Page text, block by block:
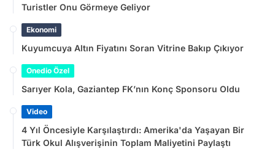
Turistler Onu Görmeye Geliyor
Ekonomi
Kuyumcuya Altın Fiyatını Soran Vitrine Bakıp Çıkıyor
Onedio Özel
Sarıyer Kola, Gaziantep FK’nın Konç Sponsoru Oldu
Video
4 Yıl Öncesiyle Karşılaştırdı: Amerika'da Yaşayan Bir
Türk Okul Alışverişinin Toplam Maliyetini Paylaştı